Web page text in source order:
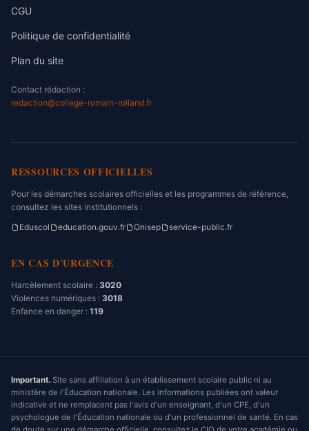
CGU
Politique de confidentialité
Plan du site
Contact rédaction :
redaction@college-romain-rolland.fr
RESSOURCES OFFICIELLES
Pour les démarches scolaires officielles et les programmes de référence,
consultez les sites institutionnels :
Eduscol
education.gouv.fr Onisep service-public.fr
EN CAS D'URGENCE
Harcèlement scolaire : 3020
Violences numériques : 3018
Enfance en danger : 119
Important. Site sans affiliation à un établissement scolaire public ni au
ministère de l'Éducation nationale. Les informations publiées ont valeur
indicative et ne remplacent pas l'avis d'un enseignant, d'un CPE, d'un
psychologue de l'Éducation nationale ou d'un professionnel de santé. En cas